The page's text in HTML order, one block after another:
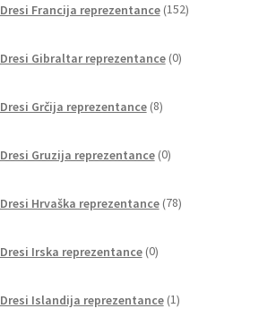
Dresi Francija reprezentance 152izdelkov
Dresi Gibraltar reprezentance 0izdelkov
Dresi Grčija reprezentance 8izdelkov
Dresi Gruzija reprezentance 0izdelkov
Dresi Hrvaška reprezentance 78izdelkov
Dresi Irska reprezentance 0izdelkov
Dresi Islandija reprezentance 1izdelek